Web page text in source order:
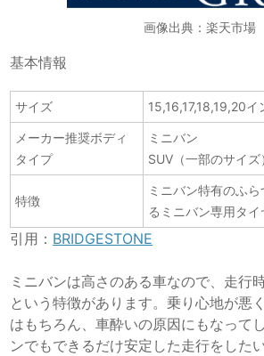
画像出典：楽天市場
基本情報
サイズ 15,16,17,18,19,20イ
メーカー推奨ボディ
タイプ
ミニバン
SUV（一部のサイズ
特徴
ミニバン特有のふ
るミニバン専用タイ
引用： BRIDGESTONE
ミニバンは高さのある車なので、走行
という特徴があります。乗り心地が悪
はもちろん、車酔いの原因にもなって
ンでもできるだけ安定した走行をした